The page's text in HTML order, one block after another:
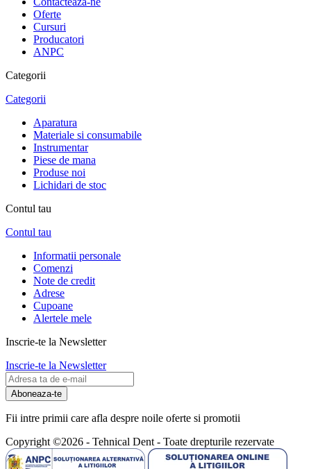
Oferte
Cursuri
Producatori
ANPC
Categorii
Categorii
Aparatura
Materiale si consumabile
Instrumentar
Piese de mana
Produse noi
Lichidari de stoc
Contul tau
Contul tau
Informatii personale
Comenzi
Note de credit
Adrese
Cupoane
Alertele mele
Inscrie-te la Newsletter
Inscrie-te la Newsletter
Aboneaza-te
Fii intre primii care afla despre noile oferte si promotii
Copyright ©2026 - Tehnical Dent - Toate drepturile rezervate